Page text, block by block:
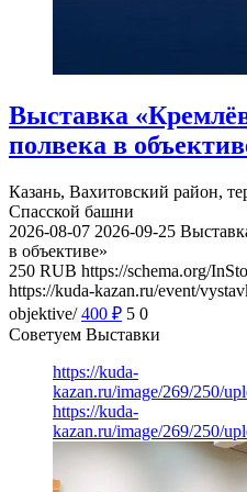
Выставка
полвека в
Казань, Вахитовский район,
Спасской башни
2026-08-07 2026-09-25
в объективе»
250 RUB https://schema.org/
https://kuda-kazan.ru/event/
objektive/ 400 ₽ 5 0
Советуем Выставки
https://kuda-
kazan.ru/image/269/250/
https://kuda-
kazan.ru/image/269/250/